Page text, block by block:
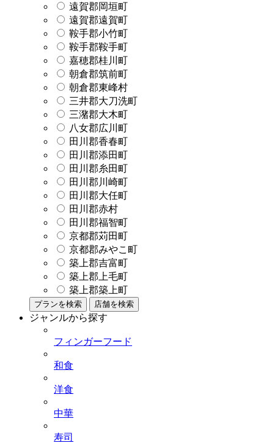
遠賀郡岡垣町
遠賀郡遠賀町
鞍手郡小竹町
鞍手郡鞍手町
嘉穂郡桂川町
朝倉郡筑前町
朝倉郡東峰村
三井郡大刀洗町
三潴郡大木町
八女郡広川町
田川郡香春町
田川郡添田町
田川郡糸田町
田川郡川崎町
田川郡大任町
田川郡赤村
田川郡福智町
京都郡苅田町
京都郡みやこ町
築上郡吉富町
築上郡上毛町
築上郡築上町
プランを検索 店舗を検索
ジャンルから探す
フィンガーフード
和食
洋食
中華
寿司